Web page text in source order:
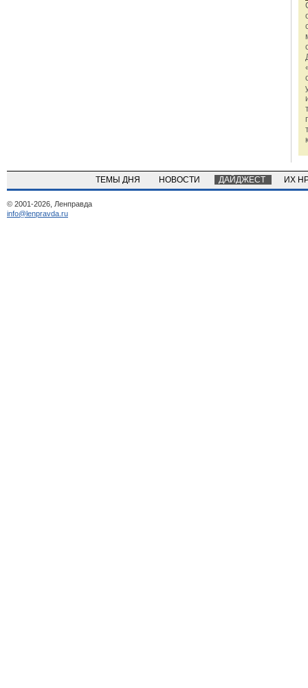
ТЕМЫ ДНЯ НОВОСТИ ДАЙДЖЕСТ ИХ
© 2001-2026, Ленправда
info@lenpravda.ru